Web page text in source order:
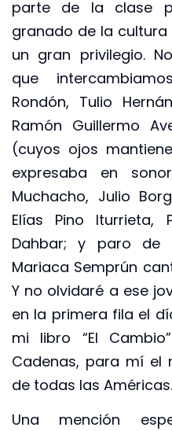
parte de la clase
granado de la
un gran privilegio.
que
Rondón, Tulio
Ramón Guillermo
(cuyos ojos
expresaba en
Muchacho, Julio
Elías Pino Iturrieta,
Dahbar; y paro de
Mariaca Semprún
Y no olvidaré a ese
en la primera fila el
mi libro “El
Cadenas, para mí el
de todas las Américas.
Una mención